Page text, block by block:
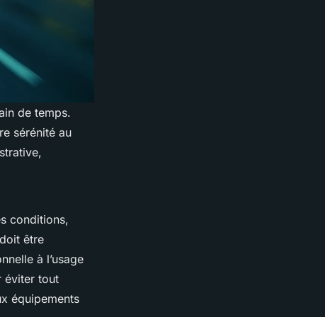
de temps.
sérénité au
conditions,
être
à l’usage
éviter tout
équipements